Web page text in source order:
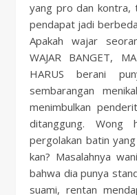
yang pro dan kontra,
pendapat jadi
Apakah wajar
WAJAR BANGET,
HARUS berani
sembarangan
menimbulkan
ditanggung. Wong
pergolakan batin
kan? Masalahnya
bahwa dia punya
suami, rentan